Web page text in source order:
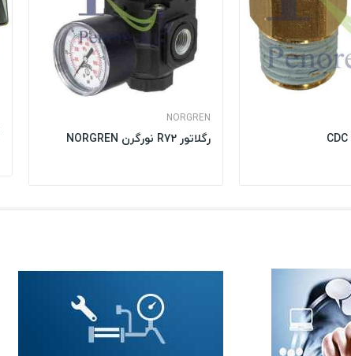
NORGREN
رگلاتور R72 نورگرن NORGREN